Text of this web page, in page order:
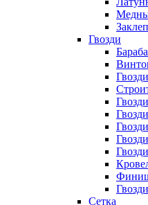
Гвозди
Сетка